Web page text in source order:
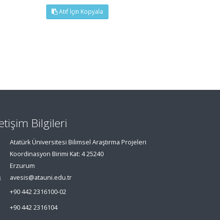
Atıf İçin Kopyala
Bilgileri
Atatürk Üniversitesi Bilimsel Araştırma Projeleri
Koordinasyon Birimi Kat: 4 25240
Erzurum
avesis@atauni.edu.tr
+90 442 2316100-02
+90 442 2316104